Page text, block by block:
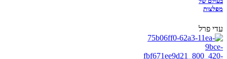
מפלצות
עדי פרל